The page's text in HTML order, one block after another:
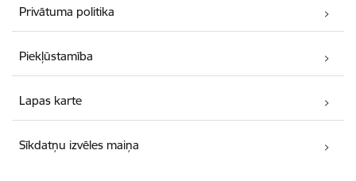
Privātuma politika
Piekļūstamība
Lapas karte
Sīkdatņu izvēles maiņa